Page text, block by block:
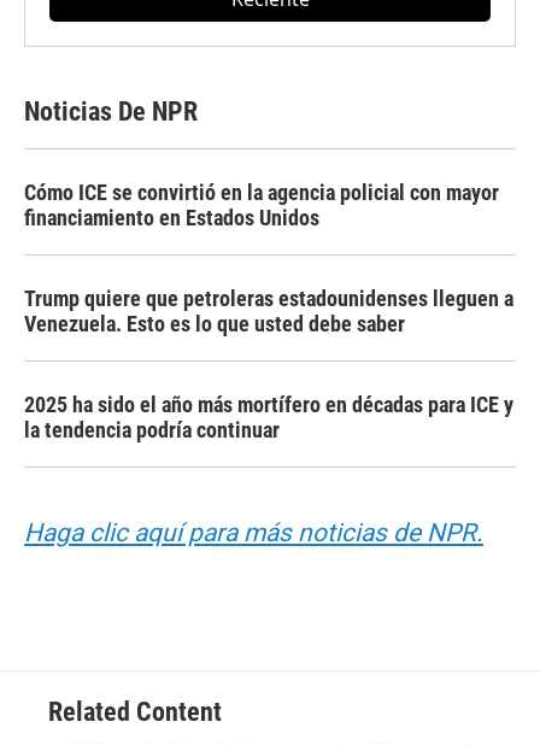
Noticias De NPR
Cómo ICE se convirtió en la agencia policial con mayor
financiamiento en Estados Unidos
Trump quiere que petroleras estadounidenses lleguen a
Venezuela. Esto es lo que usted debe saber
2025 ha sido el año más mortífero en décadas para ICE y
la tendencia podría continuar
Haga clic aquí para más noticias de NPR.
Related Content